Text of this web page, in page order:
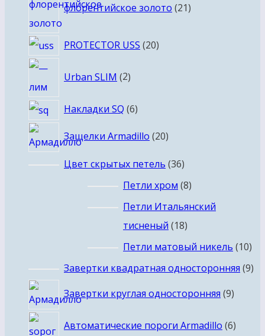
флорентийское золото 21товар
PROTECTOR USS 2020
Urban SLIM 2
товара
Накладки SQ 66
Защелки Armadillo 2020
Цвет скрытых петель 3636
товаров
Петли хром 88
товаров
Петли Итальянский
тисненый 1818
товаров
Петли матовый никель 1010
Завертки квадратная односторонняя 99
Завертки круглая односторонняя 99
Автоматические пороги Armadillo 66